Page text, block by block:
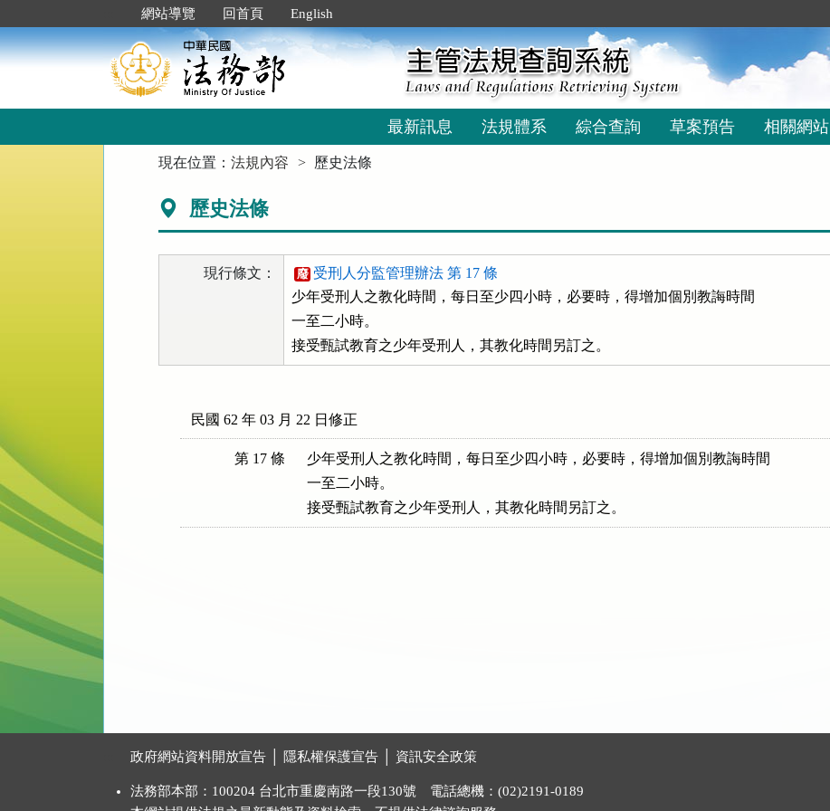
到
主
要
網站導覽 回首頁 English
最新訊息 法規體系 綜合查詢 草案預告 相關網站
現在位置：法規內容 歷史法條
歷史法條
現行條文： 廢 受刑人分監管理辦法 第 17 條
少年受刑人之教化時間，每日至少四小時，必要時，得增加個別教誨時間
一至二小時。
接受甄試教育之少年受刑人，其教化時間另訂之。
民國 62 年 03 月 22 日修正
第 17 條
少年受刑人之教化時間，每日至少四小時，必要時，得增加個別教誨時間
一至二小時。
接受甄試教育之少年受刑人，其教化時間另訂之。
政府網站資料開放宣告 隱私權保護宣告 資訊安全政策
法務部本部：100204 台北市重慶南路一段130號 電話總機：(02)2191-0189